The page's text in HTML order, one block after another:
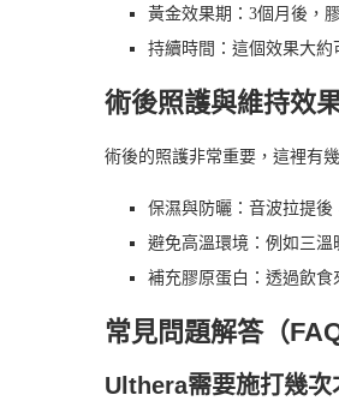
黃金效果期：3個月後，
持續時間：這個效果大約
術後照護與維持效
術後的照護非常重要，這裡有
保濕與防曬：音波拉提後
避免高溫環境：例如三溫
補充膠原蛋白：透過飲食
常見問題解答（FAQ
Ulthera需要施打幾次